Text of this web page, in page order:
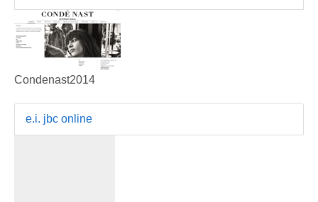
Condenast2014
e.i. jbc online